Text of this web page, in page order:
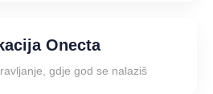
Onecta
gdje god se nalaziš